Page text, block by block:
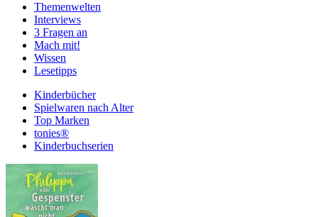
Themenwelten
Interviews
3 Fragen an
Mach mit!
Wissen
Lesetipps
Kinderbücher
Spielwaren nach Alter
Top Marken
tonies®
Kinderbuchserien